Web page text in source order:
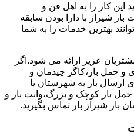
این کار را به اهل فن و
شیراز با دارا بودن سابقه
بهترین خدمات را به شما
عزیز ارائه می شود.اگر
و حمل بار،کاگر چیدمان و
ارسال بار به شهرستان یا
بار کوچک و بزرگ،وانت بار و
بار شیراز بار تماس بگیرید.